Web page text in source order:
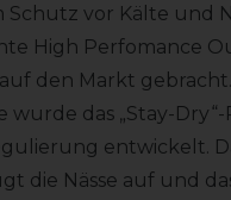
Schutz vor Kälte und
High Perfomance
auf den Markt
wurde das „Stay-
entwickelt.
die Nässe auf und